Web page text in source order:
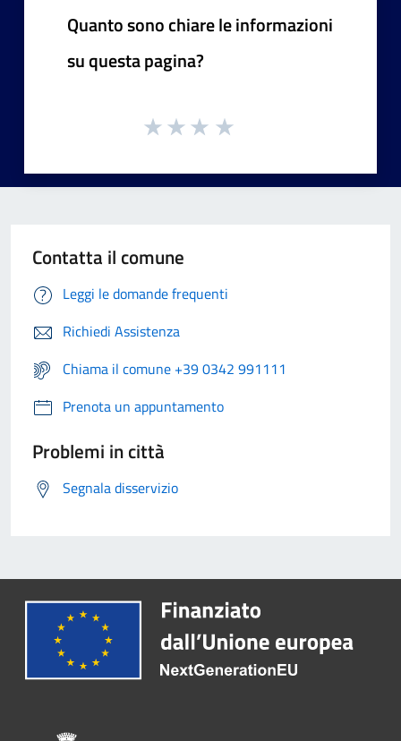
Quanto sono chiare le informazioni
su questa pagina?
Contatta il comune
Leggi le domande frequenti
Richiedi Assistenza
Chiama il comune +39 0342 991111
Prenota un appuntamento
Problemi in città
Segnala disservizio